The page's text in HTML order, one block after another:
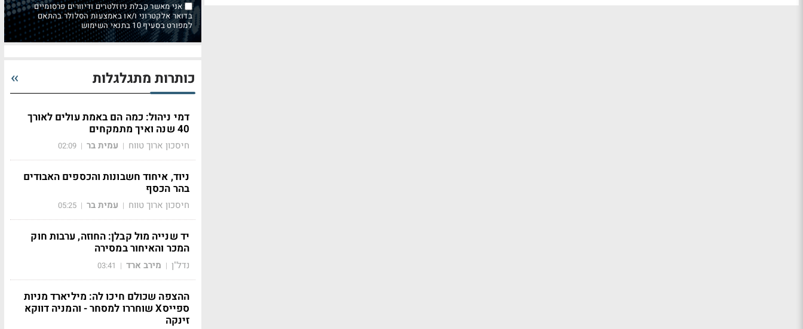
אני מאשר קבלת ניוזלטרים ודיוורים פרסומיים
בדואר אלקטרוני ו/או באמצעות הסלולר בהתאם
למפורט בסעיף 10 בתנאי השימוש
כותרות מתגלגלות
דמי ניהול: כמה הם באמת עולים לאורך
40 שנה ואיך מתמקחים
חיסכון ארוך טווח | עמית בר |
02:09
ניוד, איחוד חשבונות והכספים האבודים
בהר הכסף
חיסכון ארוך טווח | עמית בר |
05:25
יד שנייה מול קבלן: החוזה, ערבות חוק
המכר והאיחור במסירה
נדל"ן | מירב ארד |
03:41
ההצפה שכולם חיכו לה: מיליארד מניות
ספייסX שוחררו למסחר - והמניה דווקא
זינקה